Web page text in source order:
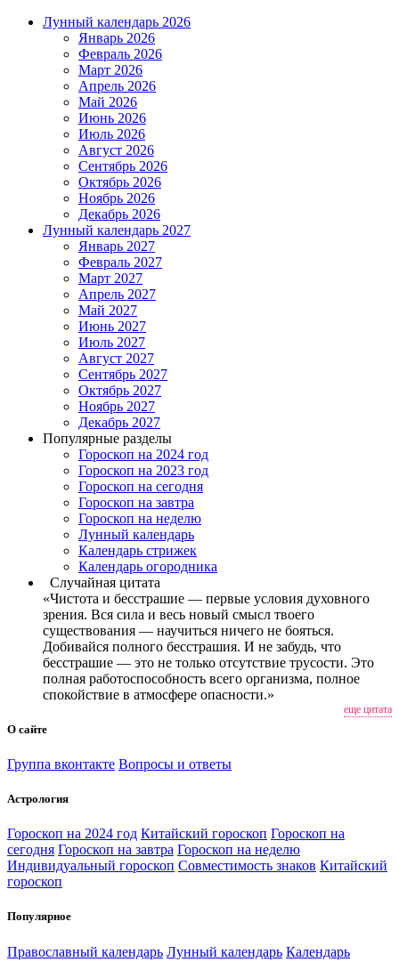
Лунный календарь 2026
Январь 2026
Февраль 2026
Март 2026
Апрель 2026
Май 2026
Июнь 2026
Июль 2026
Август 2026
Сентябрь 2026
Октябрь 2026
Ноябрь 2026
Декабрь 2026
Лунный календарь 2027
Январь 2027
Февраль 2027
Март 2027
Апрель 2027
Май 2027
Июнь 2027
Июль 2027
Август 2027
Сентябрь 2027
Октябрь 2027
Ноябрь 2027
Декабрь 2027
Популярные разделы
Гороскоп на 2024 год
Гороскоп на 2023 год
Гороскоп на сегодня
Гороскоп на завтра
Гороскоп на неделю
Лунный календарь
Календарь стрижек
Календарь огородника
Случайная цитата
«Чистота и бесстрашие — первые условия духовного
зрения. Вся сила и весь новый смысл твоего
существования — научиться ничего не бояться.
Добивайся полного бесстрашия. И не забудь, что
бесстрашие — это не только отсутствие трусости. Это
полная работоспособность всего организма, полное
спокойствие в атмосфере опасности.»
еще цитата
О сайте
Группа вконтакте Вопросы и ответы
Астрология
Гороскоп на 2024 год Китайский гороскоп Гороскоп на
сегодня Гороскоп на завтра Гороскоп на неделю
Индивидуальный гороскоп Совместимость знаков Китайский
гороскоп
Популярное
Православный календарь Лунный календарь Календарь